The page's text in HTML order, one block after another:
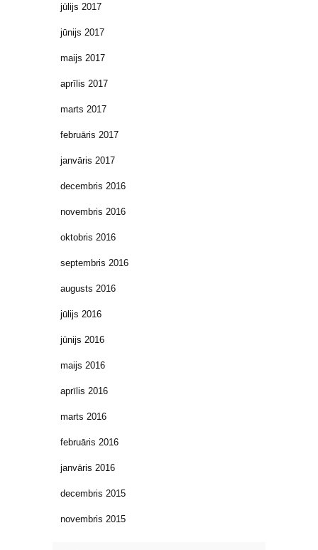
jūlijs 2017
jūnijs 2017
maijs 2017
aprīlis 2017
marts 2017
februāris 2017
janvāris 2017
decembris 2016
novembris 2016
oktobris 2016
septembris 2016
augusts 2016
jūlijs 2016
jūnijs 2016
maijs 2016
aprīlis 2016
marts 2016
februāris 2016
janvāris 2016
decembris 2015
novembris 2015